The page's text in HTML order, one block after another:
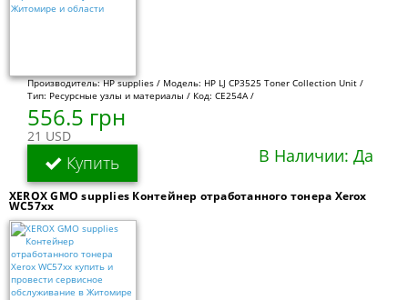
Производитель: HP supplies / Модель: HP LJ CP3525 Toner Collection Unit /
Тип: Ресурсные узлы и материалы / Код: CE254A /
556.5 грн
21 USD
Купить В Наличии: Да
XEROX GMO supplies Контейнер отработанного тонера Xerox
WC57xx